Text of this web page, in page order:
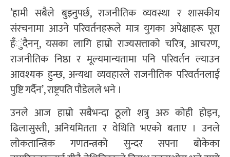
’हामी सबैले बुझ्नुपर्छ, राजनीतिक व्यवस्था र शासकीय
संरचनामा आउने परिवर्तनहरूले मात्र युगका अपेक्षाहरू पूरा
हँुंदैनन्, यसका लागि हाम्रो राज्यसत्ताको चरित्र, आचरण,
राजनीतिक निष्ठा र मूल्यमान्यतामा पनि परिवर्तन ल्याउन
आवश्यक हुन्छ, अन्यथा व्यवहारले राजनीतिक परिवर्तनलाई
पुष्टि गर्दैन’, राष्ट्रपति पौडेलले भने ।
उनले आज हाम्रो सबैभन्दा ठूलो शत्रु अरु कोही होइन,
ढिलासुस्ती, अनियमितता र वेथिति भएको बताए । उनले
लोकतान्त्रिक गणतन्त्रको सुन्दर सपना बोकेका